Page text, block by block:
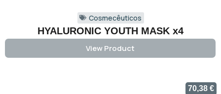
Cosmecêuticos
HYALURONIC YOUTH MASK x4
View Product
70,38 €